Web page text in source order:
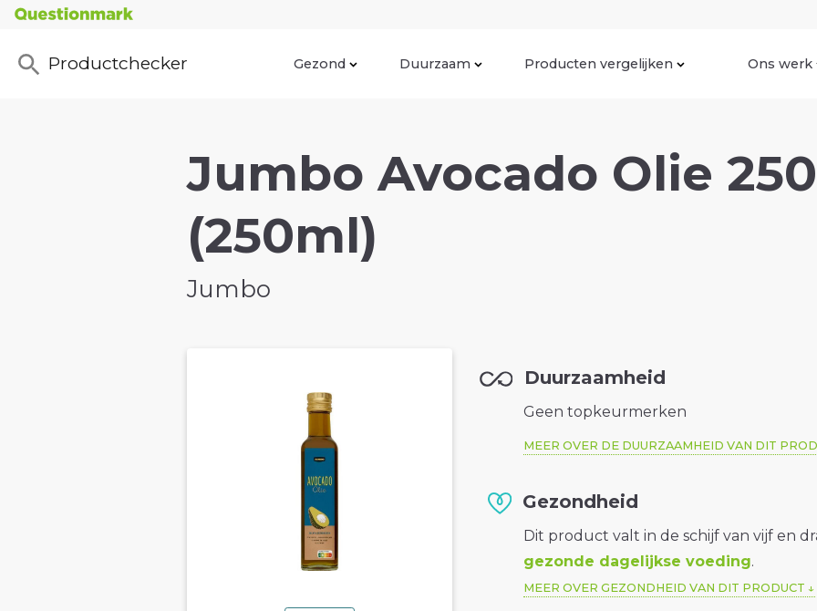
Productchecker Gezond Duurzaam Producten vergelijken Ons werk
Jumbo Avocado Olie
(250ml)
Jumbo
Duurzaamheid
Geen topkeurmerken
MEER OVER DE DUURZAAMHEID VAN DIT
Gezondheid
Dit product valt in de schijf van vijf en
gezonde dagelijkse voeding.
MEER OVER GEZONDHEID VAN DIT PRODUCT